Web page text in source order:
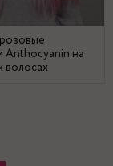
Anthocyanin на
волосах